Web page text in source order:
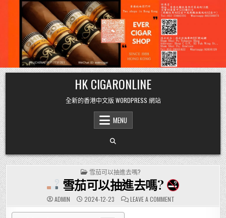
Skip
to
content
HK CIGARONLINE
全新的香港中文版 WORDPRESS 網站
MENU
POSTED
IN
雪茄可以抽進去嗎?
雪茄可以抽進去嗎?
ADMIN 2024-12-23 LEAVE A COMMENTON